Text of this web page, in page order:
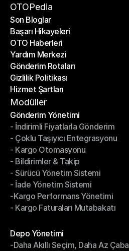
Bir Ortak Ol
OTOPedia
Son Bloglar
Son Bloglar
Başarı Hikayeleri
Başarı Hikayeleri
OTO Haberleri
OTO Haberleri
Yardım Merkezi
Yardım Merkezi
Gönderim Rotaları
Gönderim Rotaları
Gizlilik Politikası
Gizlilik Politikası
Hizmet Şartları
Hizmet Şartları
Modüller
Gönderim Yönetimi
Gönderim Yönetimi
- İndirimli Fiyatlarla Gönderim
- İndirimli Fiyatlarla Gönderim
- Çoklu Taşıyıcı Entegrasyonu
- Çoklu Taşıyıcı Entegrasyonu
- Kargo Otomasyonu
- Kargo Otomasyonu
- Bildirimler & Takip
- Bildirimler & Takip
- Sürücü Yönetim Sistemi
- Sürücü Yönetim Sistemi
- İade Yönetim Sistemi
- İade Yönetim Sistemi
-Kargo Performans Yönetimi
-Kargo Performans Yönetimi
- Kargo Faturaları Mutabakatı
Depo Yönetimi
Depo Yönetimi
-Daha Akıllı Seçim, Daha Az Çaba